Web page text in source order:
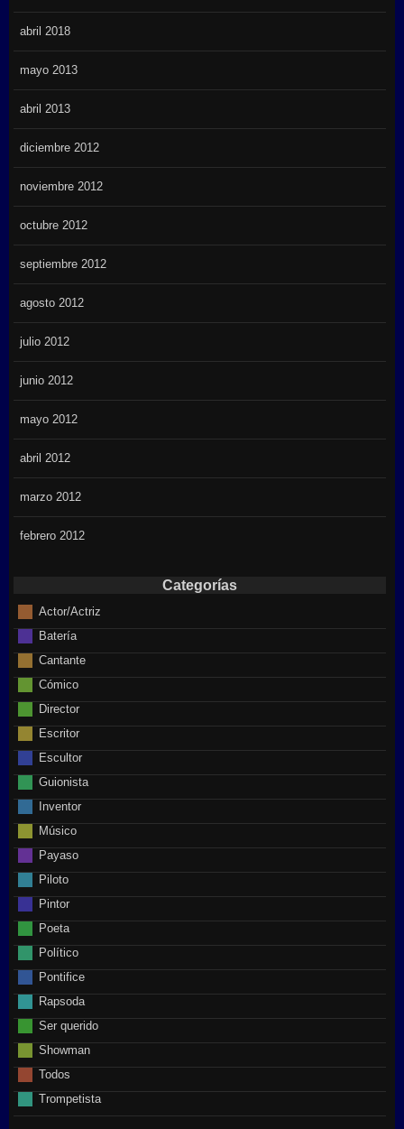
abril 2018
mayo 2013
abril 2013
diciembre 2012
noviembre 2012
octubre 2012
septiembre 2012
agosto 2012
julio 2012
junio 2012
mayo 2012
abril 2012
marzo 2012
febrero 2012
Categorías
Actor/Actriz
Batería
Cantante
Cómico
Director
Escritor
Escultor
Guionista
Inventor
Músico
Payaso
Piloto
Pintor
Poeta
Político
Pontifice
Rapsoda
Ser querido
Showman
Todos
Trompetista